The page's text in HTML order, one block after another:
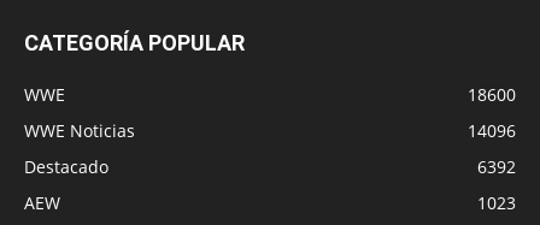
CATEGORÍA POPULAR
WWE
18600
WWE Noticias
14096
Destacado
6392
AEW
1023